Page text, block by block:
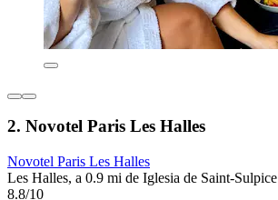
2. Novotel Paris Les Halles
Novotel Paris Les Halles
Les Halles, a 0.9 mi de Iglesia de Saint-Sulpice
8.8/10